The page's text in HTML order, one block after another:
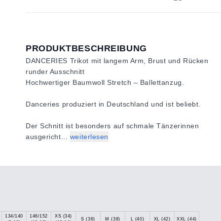
PRODUKTBESCHREIBUNG
DANCERIES Trikot mit langem Arm, Brust und Rücken
runder Ausschnitt
Hochwertiger Baumwoll Stretch – Ballettanzug.
Danceries produziert in Deutschland und ist beliebt.
Der Schnitt ist besonders auf schmale Tänzerinnen
ausgericht... weiterlesen
134/140
146/152
XS (34)
S (36) M (38) L (40) XL (42) XXL (44)